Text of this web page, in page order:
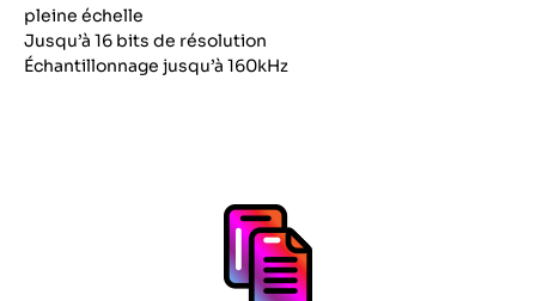
pleine échelle
Jusqu’à 16 bits de résolution
Échantillonnage jusqu’à 160kHz